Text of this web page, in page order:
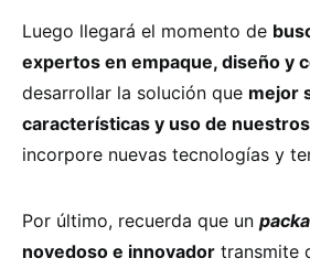
Luego llegará el momento de
expertos en empaque, diseño y
desarrollar la solución que mejor
características y uso de
incorpore nuevas tecnologías y
Por último, recuerda que un
novedoso e innovador transmite